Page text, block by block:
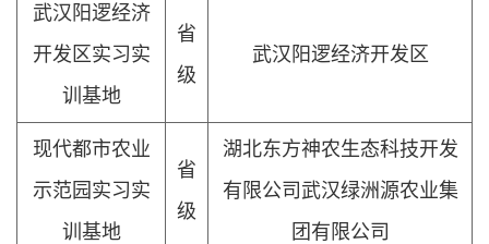
武汉阳逻经济
开发区实习实
训基地
省
级
武汉阳逻经济开发区
现代都市农业
示范园实习实
训基地
省
级
湖北东方神农生态科技开发
有限公司武汉绿洲源农业集
团有限公司